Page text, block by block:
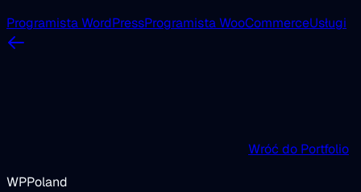
Programista WordPressProgramista WooCommerceUsługi
Wróć do Portfolio
WPPoland